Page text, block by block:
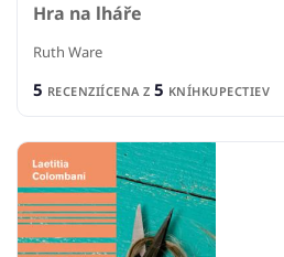
Hra na lháře
Ruth Ware
5 RECENZIÍCENA Z 5 KNÍHKUPECTIEV